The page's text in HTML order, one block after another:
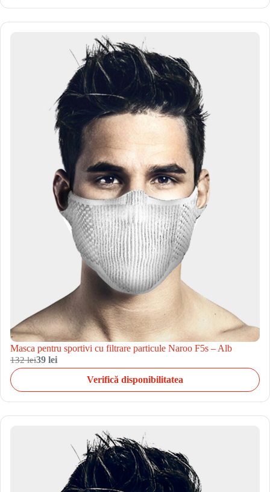
Masca pentru sportivi cu filtrare particule Naroo F5s – Alb
132 lei39 lei
Verifică disponibilitatea